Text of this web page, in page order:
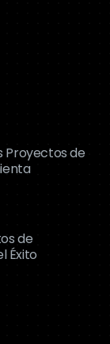
Proyectos de
de
Éxito